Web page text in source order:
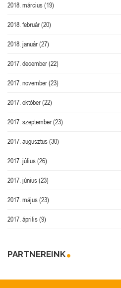
2018. március(19)
2018. február(20)
2018. január(27)
2017. december(22)
2017. november(23)
2017. október(22)
2017. szeptember(23)
2017. augusztus(30)
2017. július(26)
2017. június(23)
2017. május(23)
2017. április(9)
PARTNEREINK